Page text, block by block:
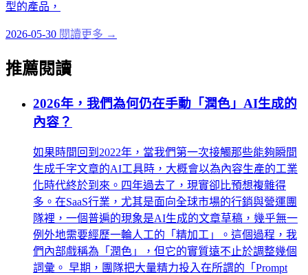
型的產品，
2026-05-30 閱讀更多 →
推薦閱讀
2026年，我們為何仍在手動「潤色」AI生成的
內容？
如果時間回到2022年，當我們第一次接觸那些能夠瞬間
生成千字文章的AI工具時，大概會以為內容生產的工業
化時代終於到來。四年過去了，現實卻比預想複雜得
多。在SaaS行業，尤其是面向全球市場的行銷與營運團
隊裡，一個普遍的現象是AI生成的文章草稿，幾乎無一
例外地需要經歷一輪人工的「精加工」。這個過程，我
們內部戲稱為「潤色」，但它的實質遠不止於調整幾個
詞彙。 早期，團隊把大量精力投入在所謂的「Prompt